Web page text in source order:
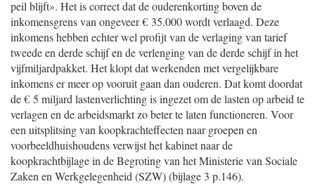
peil blijft». Het is correct dat de ouderenkorting boven de
inkomensgrens van ongeveer € 35.000 wordt verlaagd. Deze
inkomens hebben echter wel profijt van de verlaging van tarief
tweede en derde schijf en de verlenging van de derde schijf in het
vijfmiljardpakket. Het klopt dat werkenden met vergelijkbare
inkomens er meer op vooruit gaan dan ouderen. Dat komt doordat
de € 5 miljard lastenverlichting is ingezet om de lasten op arbeid te
verlagen en de arbeidsmarkt zo beter te laten functioneren. Voor
een uitsplitsing van koopkrachteffecten naar groepen en
voorbeeldhuishoudens verwijst het kabinet naar de
koopkrachtbijlage in de Begroting van het Ministerie van Sociale
Zaken en Werkgelegenheid (SZW) (bijlage 3 p.146).